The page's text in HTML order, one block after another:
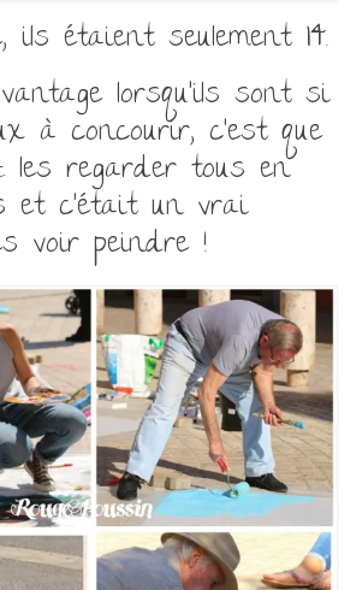
ils étaient seulement 14.
lorsqu’ils sont si
à concourir, c’est que
les regarder tous en
et c’était un vrai
voir peindre !